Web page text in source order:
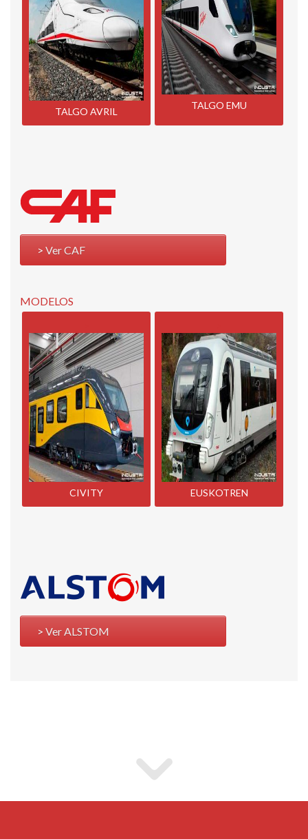
TALGO AVRIL
TALGO EMU
Ver CAF
MODELOS
CIVITY EUSKOTREN
Ver ALSTOM